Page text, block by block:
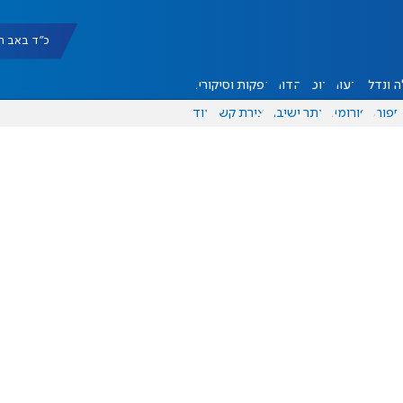
כ"ד באב תשפ"ו
ונדל"ן דעות אוכל יהדות הפקות וסיקורים
ספורט פורומים אתר ישיבה יצירת קשר עוד